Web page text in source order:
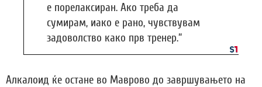
е порелаксиран. Ако треба да
сумирам, иако е рано, чувствувам
задоволство како прв тренер.“
Алкалоид ќе остане во Маврово до завршувањето на